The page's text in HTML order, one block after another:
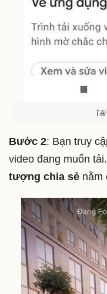
Bước 2: Bạn truy
video đang muốn
tượng chia sẻ nằm